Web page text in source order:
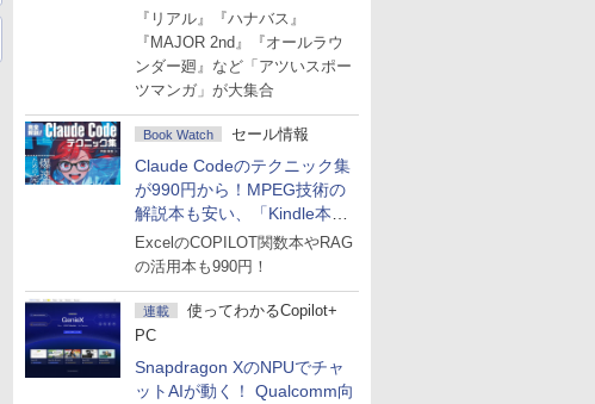
Amazonマンガ週末セール
『リアル』『ハナバス』
『MAJOR 2nd』『オールラウ
ンダー廻』など「アツいスポー
ツマンガ」が大集合
Book Watch セール情報
Claude Codeのテクニック集
が990円から！MPEG技術の
解説本も安い、「Kindle本サ
マーセール」第2弾開始！
ExcelのCOPILOT関数本やRAG
の活用本も990円！
連載
使ってわかるCopilot+
PC
Snapdragon XのNPUでチャ
ットAIが動く！ Qualcomm向